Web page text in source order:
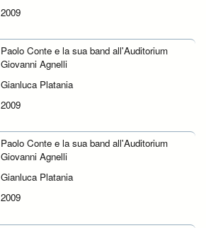
2009
Paolo Conte e la sua band all'Auditorium
Giovanni Agnelli
Gianluca Platania
2009
Paolo Conte e la sua band all'Auditorium
Giovanni Agnelli
Gianluca Platania
2009